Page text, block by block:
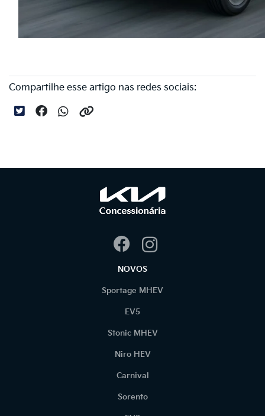
Compartilhe esse artigo nas redes sociais:
NOVOS
Sportage MHEV
EV5
Stonic MHEV
Niro HEV
Carnival
Sorento